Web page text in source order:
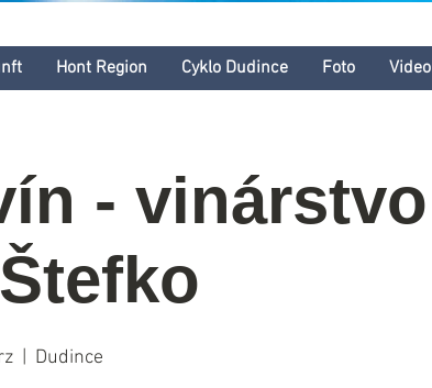
Hont Region Cyklo Dudince Foto Video
- vinárstvo
Dudince